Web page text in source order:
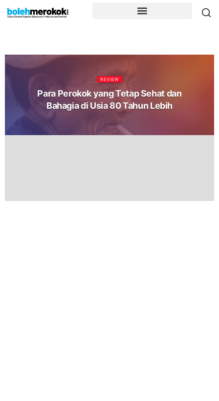
REVIEW
Para Perokok yang Tetap Sehat dan
Bahagia di Usia 80 Tahun Lebih